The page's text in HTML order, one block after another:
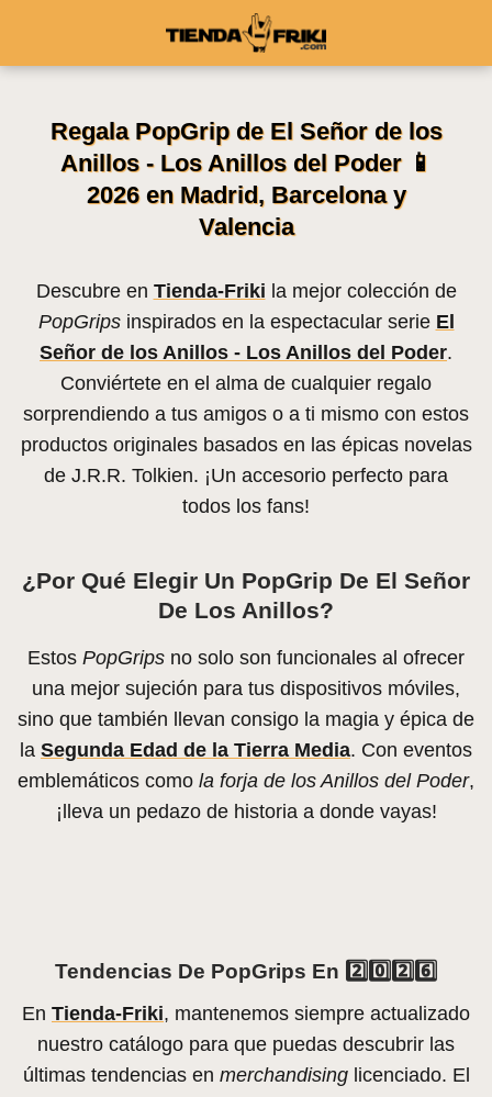
Regala PopGrip de El Señor de los
Anillos - Los Anillos del Poder 📱
2026 en Madrid, Barcelona y
Valencia
Descubre en Tienda-Friki la mejor colección de
PopGripsinspirados en la espectacular serie El
Señor de los Anillos - Los Anillos del Poder.
Conviértete en el alma de cualquier regalo
sorprendiendo a tus amigos o a ti mismo con estos
productos originales basados en las épicas novelas
de J.R.R. Tolkien. ¡Un accesorio perfecto para
todos los fans!
¿Por Qué Elegir Un PopGrip De El Señor
De Los Anillos?
Estos PopGrips no solo son funcionales al ofrecer
una mejor sujeción para tus dispositivos móviles,
sino que también llevan consigo la magia y épica de
la Segunda Edad de la Tierra Media. Con eventos
emblemáticos como la forja de los Anillos del Poder,
¡lleva un pedazo de historia a donde vayas!
Tendencias De PopGrips En 2️⃣0️⃣2️⃣6️⃣
En Tienda-Friki, mantenemos siempre actualizado
nuestro catálogo para que puedas descubrir las
últimas tendencias en merchandisinglicenciado. El